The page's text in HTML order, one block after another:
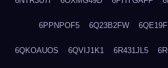
6PPNPOF5 6Q23B2FW
6QKOAUOS 6QVIJ1K1 6R431JL5